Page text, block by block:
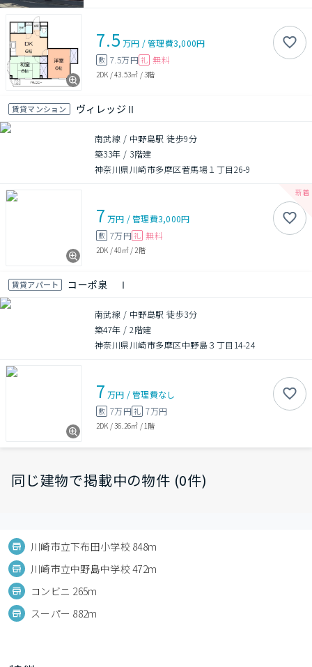
7.5 万円 /管理費3,000円
敷 7.5万円 礼 無料
2DK /43.53㎡ /3階
賃貸マンション ヴィレッジⅡ
南武線 / 中野島駅 徒歩9分
築33年 / 3階建
神奈川県川崎市多摩区菅馬場１丁目26-9
7 万円 /管理費3,000円
敷 7万円 礼 無料
2DK /40㎡/ 2階
賃貸アパート コーポ泉 Ⅰ
南武線 / 中野島駅 徒歩3分
築47年 /2階建
神奈川県川崎市多摩区中野島３丁目14-24
7 万円 /管理費なし
敷 7万円礼 7万円
2DK /36.26㎡ / 1階
同じ建物で掲載中の物件 (0件)
川崎市立下布田小学校 848m
川崎市立中野島中学校 472m
コンビニ 265m
スーパー 882m